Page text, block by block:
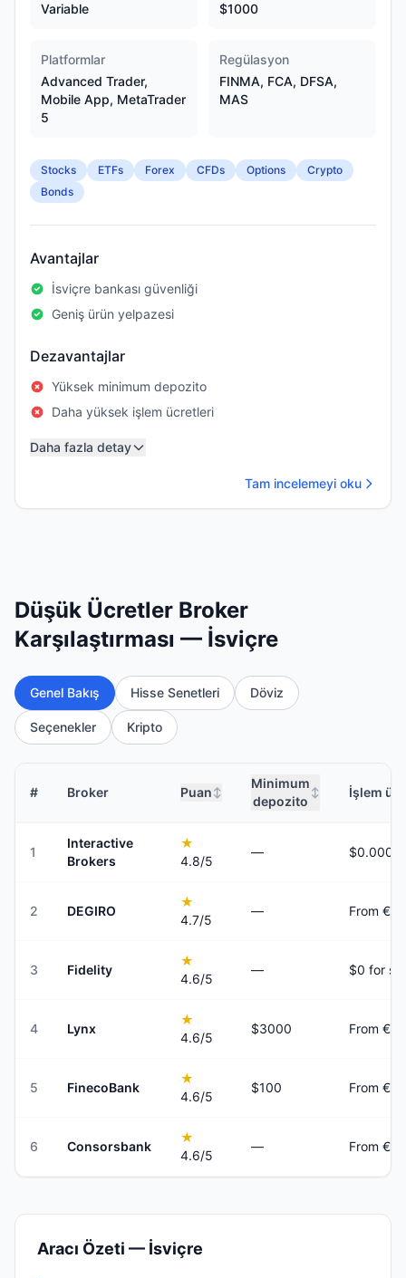
Variable
$1000
Platformlar
Advanced Trader,
Mobile App, MetaTrader
5
Regülasyon
FINMA, FCA, DFSA,
MAS
Stocks ETFs Forex CFDs Options
Crypto
Bonds
Avantajlar
İsviçre bankası güvenliği
Geniş ürün yelpazesi
Dezavantajlar
Yüksek minimum depozito
Daha yüksek işlem ücretleri
Daha fazla detay
Tam incelemeyi oku
Düşük Ücretler Broker
Karşılaştırması — İsviçre
Genel Bakış Hisse Senetleri Döviz
Seçenekler Kripto
# Broker Puan ↕
Minimum
depozito
↕ İşlem
1
Interactive
Brokers
★
4.8/5
—
2 DEGIRO
★
4.7/5
— From
3 Fidelity
★
4.6/5
— $0 for
4 Lynx
★
4.6/5
$3000 From €3
5 FinecoBank
★
4.6/5
$100 From
6 Consorsbank
★
4.6/5
— From
Aracı Özeti — İsviçre